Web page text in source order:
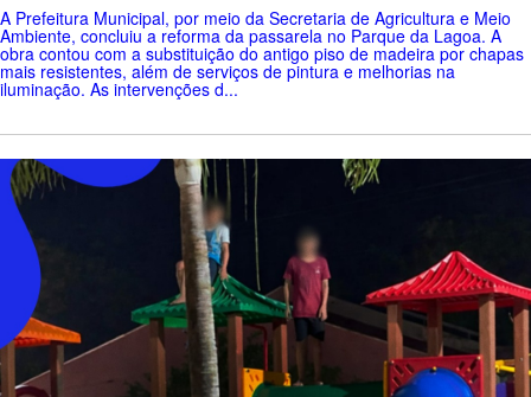
A Prefeitura Municipal, por meio da Secretaria de Agricultura e Meio
Ambiente, concluiu a reforma da passarela no Parque da Lagoa. A
obra contou com a substituição do antigo piso de madeira por chapas
mais resistentes, além de serviços de pintura e melhorias na
iluminação. As intervenções d...